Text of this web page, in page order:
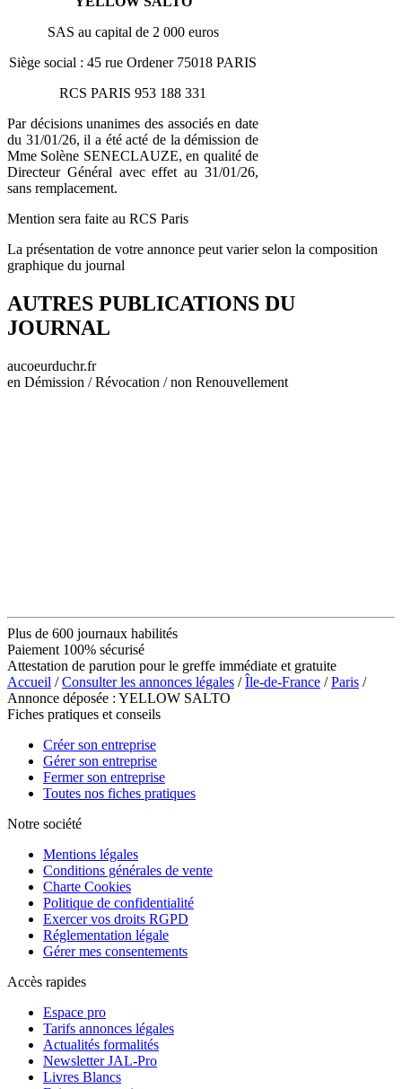
SAS au capital de 2 000 euros
Siège social : 45 rue Ordener 75018 PARIS
RCS PARIS 953 188 331
Par décisions unanimes des associés en date
du 31/01/26, il a été acté de la démission de
Mme Solène SENECLAUZE, en qualité de
Directeur Général avec effet au 31/01/26,
sans remplacement.
Mention sera faite au RCS Paris
La présentation de votre annonce peut varier selon la composition
graphique du journal
AUTRES PUBLICATIONS DU
JOURNAL
aucoeurduchr.fr
en Démission / Révocation / non Renouvellement
Plus de 600 journaux habilités
Paiement 100% sécurisé
Attestation de parution pour le greffe immédiate et gratuite
Accueil /Consulter les annonces légales /Île-de-France /Paris /
Annonce déposée : YELLOW SALTO
Fiches pratiques et conseils
Créer son entreprise
Gérer son entreprise
Fermer son entreprise
Toutes nos fiches pratiques
Notre société
Mentions légales
Conditions générales de vente
Charte Cookies
Politique de confidentialité
Exercer vos droits RGPD
Réglementation légale
Gérer mes consentements
Accès rapides
Espace pro
Tarifs annonces légales
Actualités formalités
Newsletter JAL-Pro
Livres Blancs